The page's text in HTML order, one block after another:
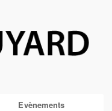
Evènements